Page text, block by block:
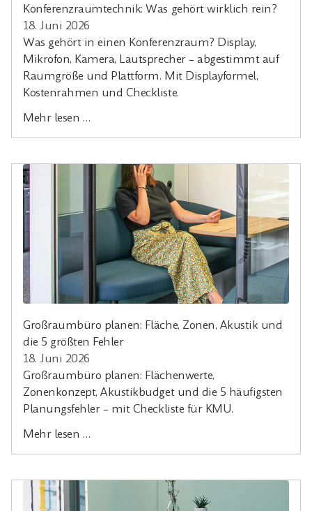
Konferenzraumtechnik: Was gehört wirklich rein?
18. Juni 2026
Was gehört in einen Konferenzraum? Display,
Mikrofon, Kamera, Lautsprecher – abgestimmt auf
Raumgröße und Plattform. Mit Displayformel,
Kostenrahmen und Checkliste.
Mehr lesen …
Großraumbüro planen: Fläche, Zonen, Akustik und
die 5 größten Fehler
18. Juni 2026
Großraumbüro planen: Flächenwerte,
Zonenkonzept, Akustikbudget und die 5 häufigsten
Planungsfehler – mit Checkliste für KMU.
Mehr lesen …